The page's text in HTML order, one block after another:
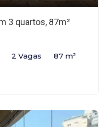
3 quartos, 87m²
2 Vagas 87 m²